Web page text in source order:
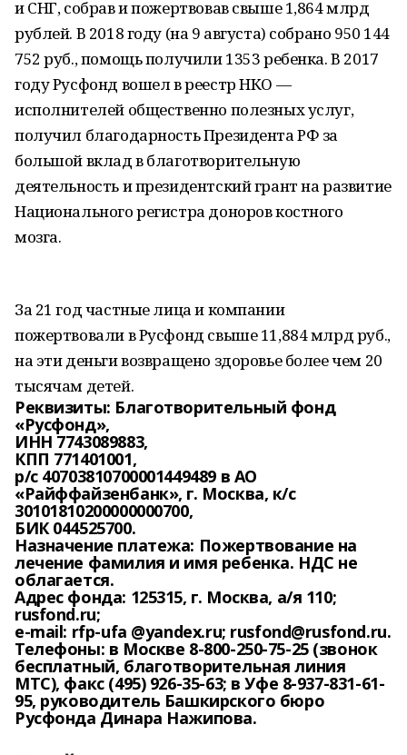
и СНГ, собрав и пожертвовав свыше 1,864 млрд
рублей. В 2018 году (на 9 августа) собрано 950 144
752 руб., помощь получили 1353 ребенка. В 2017
году Русфонд вошел в реестр НКО —
исполнителей общественно полезных услуг,
получил благодарность Президента РФ за
большой вклад в благотворительную
деятельность и президентский грант на развитие
Национального регистра доноров костного
мозга.
За 21 год частные лица и компании
пожертвовали в Русфонд свыше 11,884 млрд руб.,
на эти деньги возвращено здоровье более чем 20
тысячам детей.
Реквизиты: Благотворительный фонд
«Русфонд»,
ИНН 7743089883,
КПП 771401001,
р/с 40703810700001449489 в АО
«Райффайзенбанк», г. Москва, к/с
30101810200000000700,
БИК 044525700.
Назначение платежа: Пожертвование на
лечение фамилия и имя ребенка. НДС не
облагается.
Адрес фонда: 125315, г. Москва, а/я 110;
rusfond.ru;
e-mail: rfp-ufa @yandex.ru; rusfond@rusfond.ru.
Телефоны: в Москве 8-800-250-75-25 (звонок
бесплатный, благотворительная линия
МТС), факс (495) 926-35-63; в Уфе 8-937-831-61-
95, руководитель Башкирского бюро
Русфонда Динара Нажипова.